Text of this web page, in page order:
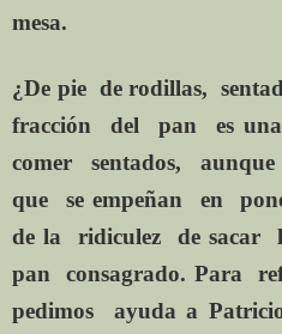
mesa.
¿De pie de rodillas,
fracción
del pan es
comer
sentados, aunque
que
se empeñan en
de la
ridiculez de sacar
pan
consagrado. Para
pedimos
ayudaa